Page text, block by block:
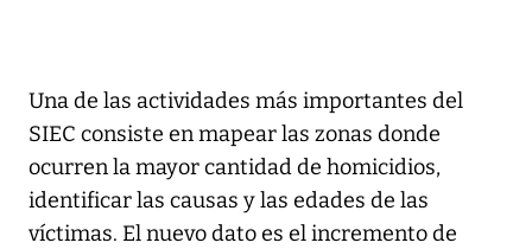
Una de las actividades más importantes del
SIEC consiste en mapear las zonas donde
ocurren la mayor cantidad de homicidios,
identificar las causas y las edades de las
víctimas. El nuevo dato es el incremento de